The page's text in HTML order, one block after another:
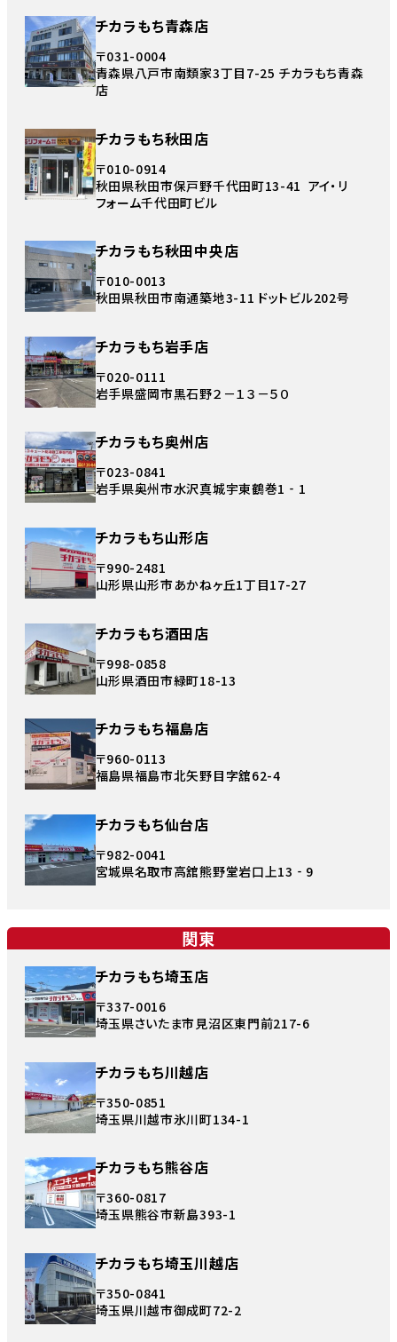
チカラもち青森店
〒031-0004
青森県八戸市南類家3丁目7-25 チカラもち青森
店
チカラもち秋田店
〒010-0914
秋田県秋田市保戸野千代田町13-41 アイ・リ
フォーム千代田町ビル
チカラもち秋田中央店
〒010-0013
秋田県秋田市南通築地3-11 ドットビル202号
チカラもち岩手店
〒020-0111
岩手県盛岡市黒石野２－１３－５０
チカラもち奥州店
〒023-0841
岩手県奥州市水沢真城宇東鶴巻1‐1
チカラもち山形店
〒990-2481
山形県山形市あかねヶ丘1丁目17-27
チカラもち酒田店
〒998-0858
山形県酒田市緑町18-13
チカラもち福島店
〒960-0113
福島県福島市北矢野目字舘62-4
チカラもち仙台店
〒982-0041
宮城県名取市高舘熊野堂岩口上13‐9
関東
チカラもち埼玉店
〒337-0016
埼玉県さいたま市見沼区東門前217-6
チカラもち川越店
〒350-0851
埼玉県川越市氷川町134-1
チカラもち熊谷店
〒360-0817
埼玉県熊谷市新島393-1
チカラもち埼玉川越店
〒350-0841
埼玉県川越市御成町72-2